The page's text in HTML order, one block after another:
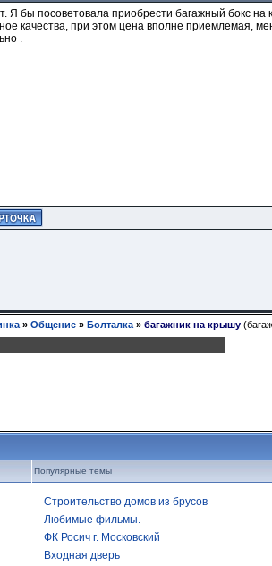
Я бы посоветовала приобрести багажный бокс
качества, при этом цена вполне приемлемая,
.
» Общение » Болталка » багажник на крышу
Популярные темы
Строительство домов из брусов
Любимые фильмы.
ФК Росич г. Московский
Входная дверь